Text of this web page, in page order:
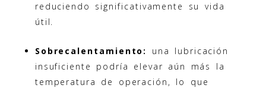
reduciendo significativamente su vida
útil.
Sobrecalentamiento:
una lubricación
insuficiente podría elevar aún más la
temperatura de operación, lo que